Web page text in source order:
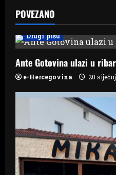
v
i
g
a
t
o
n
POVEZANO
Drugi pišu
Ante Gotovina ulazi u
e-Hercegovina 20